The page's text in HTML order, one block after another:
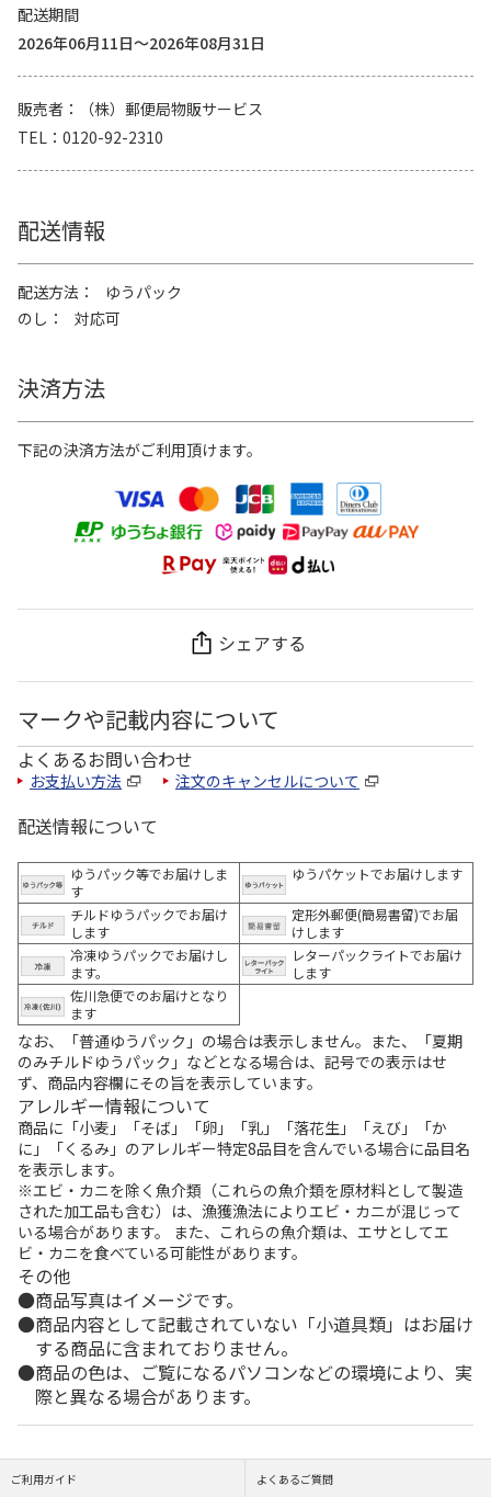
配送期間
2026年06月11日～2026年08月31日
販売者
（株）郵便局物販サービス
TEL
0120-92-2310
配送情報
配送方法
ゆうパック
のし
対応可
決済方法
下記の決済方法がご利用頂けます。
シェアする
マークや記載内容について
よくあるお問い合わせ
お支払い方法 注文のキャンセルについて
配送情報について
ゆうパック等でお届けしま
す
ゆうパケットでお届けします
チルドゆうパックでお届け
します
定形外郵便(簡易書留)でお届
けします
冷凍ゆうパックでお届けし
ます。
レターパックライトでお届け
します
佐川急便でのお届けとなり
ます
なお、「普通ゆうパック」の場合は表示しません。また、「夏期
のみチルドゆうパック」などとなる場合は、記号での表示はせ
ず、商品内容欄にその旨を表示しています。
アレルギー情報について
商品に「小麦」「そば」「卵」「乳」「落花生」「えび」「か
に」「くるみ」のアレルギー特定8品目を含んでいる場合に品目名
を表示します。
※エビ・カニを除く魚介類（これらの魚介類を原材料として製造
された加工品も含む）は、漁獲漁法によりエビ・カニが混じって
いる場合があります。 また、これらの魚介類は、エサとしてエ
ビ・カニを食べている可能性があります。
その他
商品写真はイメージです。
商品内容として記載されていない「小道具類」はお届け
する商品に含まれておりません。
商品の色は、ご覧になるパソコンなどの環境により、実
際と異なる場合があります。
ご利用ガイド よくあるご質問